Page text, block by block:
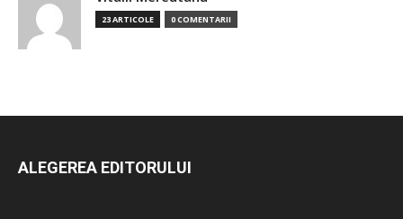
23 ARTICOLE 0 COMENTARII
ALEGEREA EDITORULUI